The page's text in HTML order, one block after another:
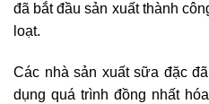
đã bắt đầu sản xuất thành
loạt.
Các nhà sản xuất sữa đặc
dụng quá trình đồng nhất